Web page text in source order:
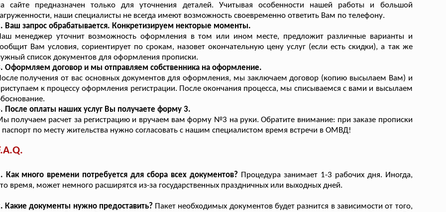
сайте предназначен только для уточнения деталей. Учитывая особенности нашей работы и большой
наши специалисты не всегда имеют возможность своевременно ответить Вам по телефону.
Ваш запрос обрабатывается. Конкретизируем некторые моменты.
менеджер уточнит возможность оформления в том или ином месте, предложит различные варианты и
Вам условия, сориентирует по срокам, назовет окончательную цену услуг (если есть скидки), а так же
список документов для оформления прописки.
Оформляем договор и мы отправляем собственника на оформление.
получения от вас основных документов для оформления, мы заключаем договор (копию высылаем Вам) и
к процессу оформления регистрации. После окончания процесса, мы списываемся с вами и высылаем
После оплаты наших услуг Вы получаете форму 3.
получаем расчет за регистрацию и вручаем вам форму №3 на руки. Обратите внимание: при заказе прописки
паспорт по месту жительства нужно согласовать с нашим специалистом время встречи в ОМВД!
Как много времени потребуется для сбора всех документов? Процедура занимает 1-3 рабочих дня. Иногда,
время, может немного расширятся из-за государственных праздничных или выходных дней.
Какие документы нужно предоставить? Пакет необходимых документов будет разнится в зависимости от того,